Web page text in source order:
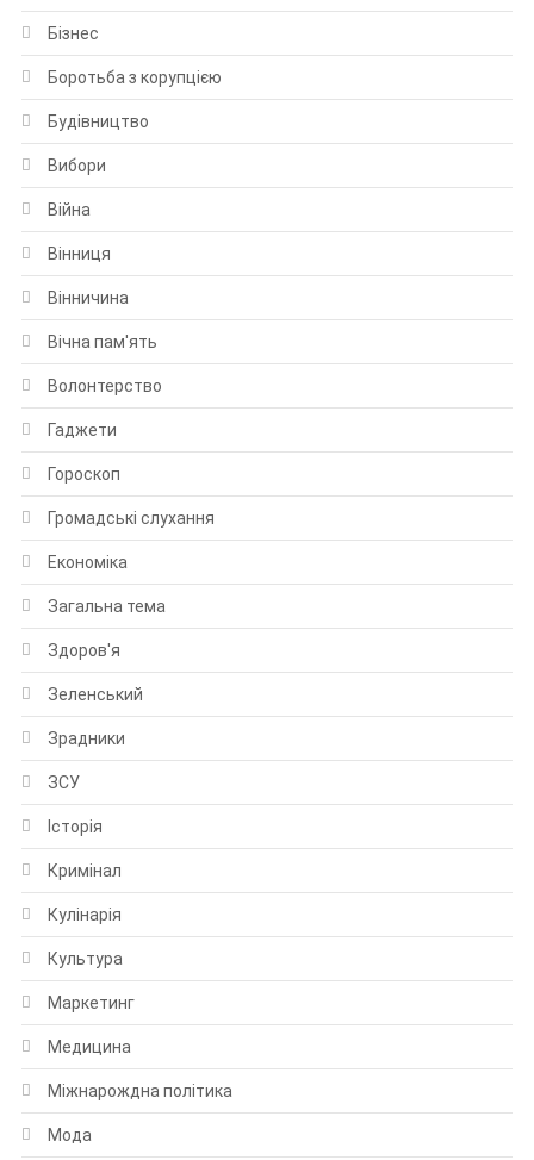
Бізнес
Боротьба з корупцією
Будівництво
Вибори
Війна
Вінниця
Вінничина
Вічна пам'ять
Волонтерство
Гаджети
Гороскоп
Громадські слухання
Економіка
Загальна тема
Здоров'я
Зеленський
Зрадники
ЗСУ
Історія
Кримінал
Кулінарія
Культура
Маркетинг
Медицина
Міжнарождна політика
Мода